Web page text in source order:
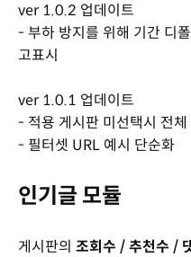
ver 1.0.2 업데이트
- 부하 방지를 위해 기간 디
고표시
ver 1.0.1 업데이트
- 적용 게시판 미선택시 전체
- 필터셋 URL 예시 단순화
인기글 모듈
게시판의 조회수 / 추천수 /